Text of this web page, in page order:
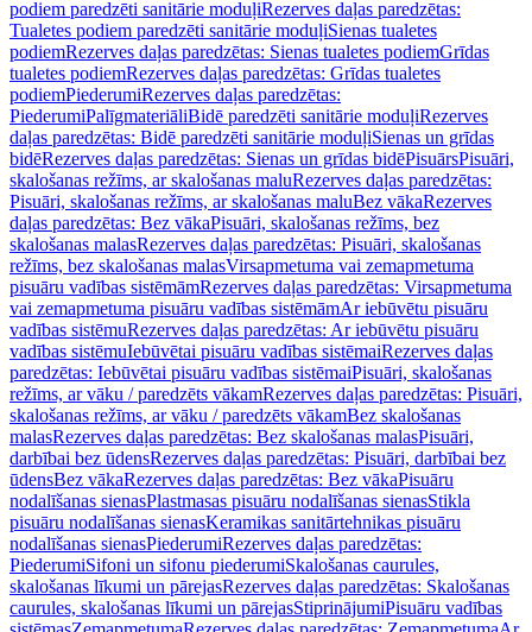
podiem paredzēti sanitārie moduļiRezerves daļas paredzētas:
Tualetes podiem paredzēti sanitārie moduļiSienas tualetes
podiemRezerves daļas paredzētas: Sienas tualetes podiemGrīdas
tualetes podiemRezerves daļas paredzētas: Grīdas tualetes
podiemPiederumiRezerves daļas paredzētas:
PiederumiPalīgmateriāliBidē paredzēti sanitārie moduļiRezerves
daļas paredzētas: Bidē paredzēti sanitārie moduļiSienas un grīdas
bidēRezerves daļas paredzētas: Sienas un grīdas bidēPisuārsPisuāri,
skalošanas režīms, ar skalošanas maluRezerves daļas paredzētas:
Pisuāri, skalošanas režīms, ar skalošanas maluBez vākaRezerves
daļas paredzētas: Bez vākaPisuāri, skalošanas režīms, bez
skalošanas malasRezerves daļas paredzētas: Pisuāri, skalošanas
režīms, bez skalošanas malasVirsapmetuma vai zemapmetuma
pisuāru vadības sistēmāmRezerves daļas paredzētas: Virsapmetuma
vai zemapmetuma pisuāru vadības sistēmāmAr iebūvētu pisuāru
vadības sistēmuRezerves daļas paredzētas: Ar iebūvētu pisuāru
vadības sistēmuIebūvētai pisuāru vadības sistēmaiRezerves daļas
paredzētas: Iebūvētai pisuāru vadības sistēmaiPisuāri, skalošanas
režīms, ar vāku / paredzēts vākamRezerves daļas paredzētas: Pisuāri,
skalošanas režīms, ar vāku / paredzēts vākamBez skalošanas
malasRezerves daļas paredzētas: Bez skalošanas malasPisuāri,
darbībai bez ūdensRezerves daļas paredzētas: Pisuāri, darbībai bez
ūdensBez vākaRezerves daļas paredzētas: Bez vākaPisuāru
nodalīšanas sienasPlastmasas pisuāru nodalīšanas sienasStikla
pisuāru nodalīšanas sienasKeramikas sanitārtehnikas pisuāru
nodalīšanas sienasPiederumiRezerves daļas paredzētas:
PiederumiSifoni un sifonu piederumiSkalošanas caurules,
skalošanas līkumi un pārejasRezerves daļas paredzētas: Skalošanas
caurules, skalošanas līkumi un pārejasStiprinājumiPisuāru vadības